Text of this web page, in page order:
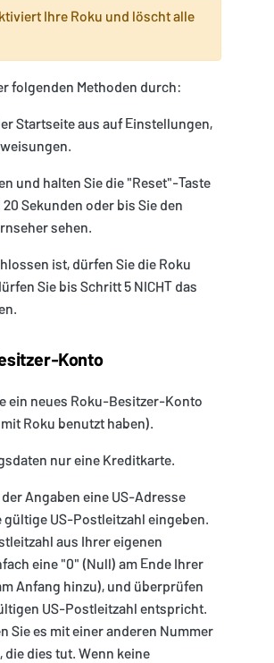
Ihre Roku und löscht alle
folgenden Methoden durch:
Startseite aus auf Einstellungen,
und halten Sie die "Reset"-Taste
Sekunden oder bis Sie den
sehen.
ist, dürfen Sie die Roku
Sie bis Schritt 5 NICHT das
Konto
ein neues Roku-Besitzer-Konto
Roku benutzt haben).
nur eine Kreditkarte.
Angaben eine US-Adresse
US-Postleitzahl eingeben.
aus Ihrer eigenen
eine "0" (Null) am Ende Ihrer
Anfang hinzu), und überprüfen
US-Postleitzahl entspricht.
Sie es mit einer anderen Nummer
die dies tut. Wenn keine